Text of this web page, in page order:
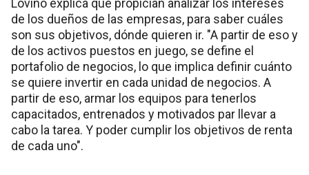
Lovino explica que propician analizar los intereses
de los dueños de las empresas, para saber cuáles
son sus objetivos, dónde quieren ir. "A partir de eso y
de los activos puestos en juego, se define el
portafolio de negocios, lo que implica definir cuánto
se quiere invertir en cada unidad de negocios. A
partir de eso, armar los equipos para tenerlos
capacitados, entrenados y motivados par llevar a
cabo la tarea. Y poder cumplir los objetivos de renta
de cada uno".